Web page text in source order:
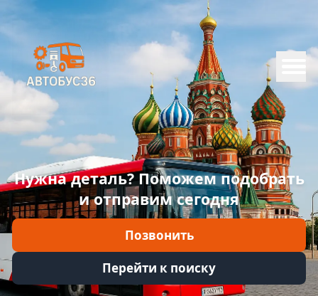
Нужна деталь? Поможем подобрать
и отправим сегодня
Позвонить
Перейти к поиску
Меню
Главная
Каталог
Марки
Информация